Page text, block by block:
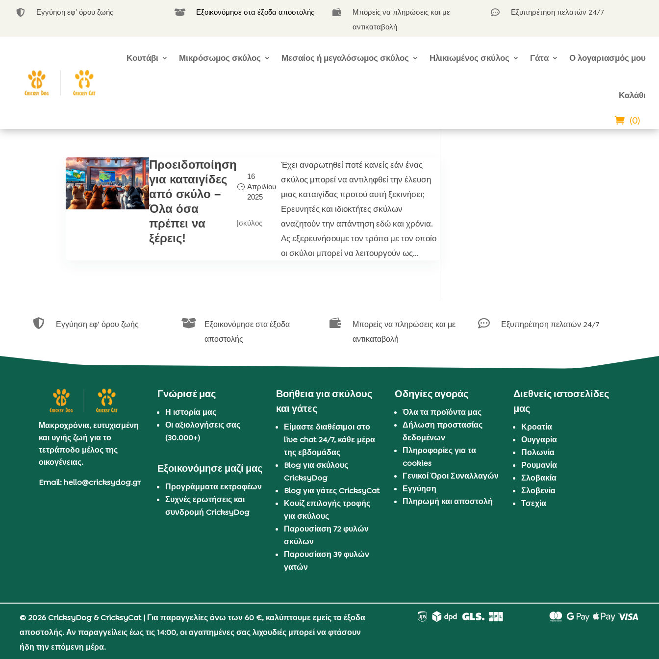
 Εγγύηση εφ’ όρου ζωής  Εξοικονόμησε στα έξοδα αποστολής 
Μπορείς να πληρώσεις και με
αντικαταβολή
 Εξυπηρέτηση πελατών 24/7
Κουτάβι Μικρόσωμος σκύλος Μεσαίος ή μεγαλόσωμος σκύλος Ηλικιωμένος σκύλος Γάτα Ο λογαριασμός μου
Καλάθι
(0)
Προειδοποίηση
για καταιγίδες
από σκύλο –
Όλα όσα
πρέπει να
ξέρεις!
16
Απριλίου
2025
|σκύλος
Έχει αναρωτηθεί ποτέ κανείς εάν ένας
σκύλος μπορεί να αντιληφθεί την έλευση
μιας καταιγίδας προτού αυτή ξεκινήσει;
Ερευνητές και ιδιοκτήτες σκύλων
αναζητούν την απάντηση εδώ και χρόνια.
Ας εξερευνήσουμε τον τρόπο με τον οποίο
οι σκύλοι μπορεί να λειτουργούν ως...
 Εγγύηση εφ’ όρου ζωής 
Εξοικονόμησε στα έξοδα
αποστολής

Μπορείς να πληρώσεις και με
αντικαταβολή
 Εξυπηρέτηση πελατών 24/7
Μακροχρόνια, ευτυχισμένη
και υγιής ζωή για το
τετράποδο μέλος της
οικογένειας.
Email: hello@cricksydog.gr
Γνώρισέ μας
Η ιστορία μας
Οι αξιολογήσεις σας
(30.000+)
Εξοικονόμησε μαζί μας
Προγράμματα εκτροφέων
Συχνές ερωτήσεις και
συνδρομή CricksyDog
Βοήθεια για σκύλους
και γάτες
Είμαστε διαθέσιμοι στο
live chat 24/7, κάθε μέρα
της εβδομάδας
Blog για σκύλους
CricksyDog
Blog για γάτες CricksyCat
Κουίζ επιλογής τροφής
για σκύλους
Παρουσίαση 72 φυλών
σκύλων
Παρουσίαση 39 φυλών
γατών
Οδηγίες αγοράς
Όλα τα προϊόντα μας
Δήλωση προστασίας
δεδομένων
Πληροφορίες για τα
cookies
Γενικοί Όροι Συναλλαγών
Εγγύηση
Πληρωμή και αποστολή
Διεθνείς ιστοσελίδες
μας
Κροατία
Ουγγαρία
Πολωνία
Ρουμανία
Σλοβακία
Σλοβενία
Τσεχία
© 2026 CricksyDog & CricksyCat| Για παραγγελίες άνω των 60 €, καλύπτουμε εμείς τα έξοδα
αποστολής. Αν παραγγείλεις έως τις 14:00, οι αγαπημένες σας λιχουδιές μπορεί να φτάσουν
ήδη την επόμενη μέρα.